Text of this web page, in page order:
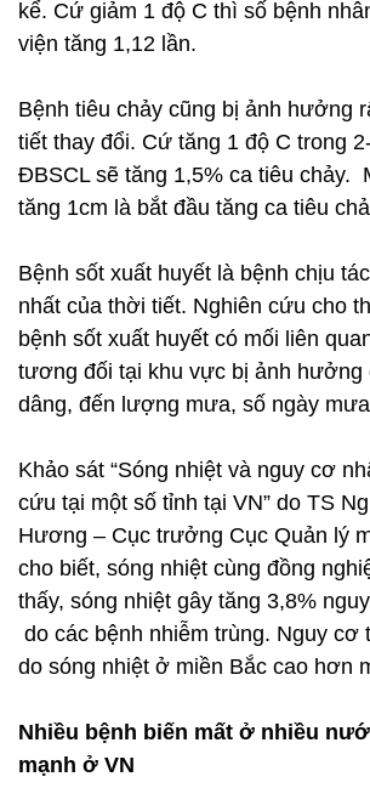
kể. Cứ giảm 1 độ C thì số bệnh
viện tăng 1,12 lần.
Bệnh tiêu chảy cũng bị ảnh hưởng
tiết thay đổi. Cứ tăng 1 độ C trong
ĐBSCL sẽ tăng 1,5% ca tiêu chảy.
tăng 1cm là bắt đầu tăng ca tiêu
Bệnh sốt xuất huyết là bệnh chịu
nhất của thời tiết. Nghiên cứu cho
bệnh sốt xuất huyết có mối liên
tương đối tại khu vực bị ảnh hưởng
dâng, đến lượng mưa, số ngày
Khảo sát “Sóng nhiệt và nguy cơ
cứu tại một số tỉnh tại VN” do TS
Hương – Cục trưởng Cục Quản lý
cho biết, sóng nhiệt cùng đồng
thấy, sóng nhiệt gây tăng 3,8%
do các bệnh nhiễm trùng. Nguy cơ
do sóng nhiệt ở miền Bắc cao hơn
Nhiều bệnh biến mất ở nhiều
mạnh ở VN